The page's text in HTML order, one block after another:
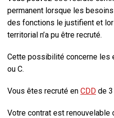
permanent lorsque les
des fonctions le justifient et
territorial n’a pu être recruté.
Cette possibilité concerne les
ou C.
Vous êtes recruté en CDD de
Votre contrat est renouvelable